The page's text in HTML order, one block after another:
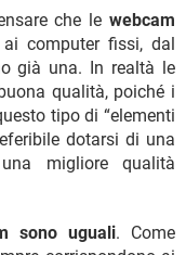
che le webcam
computer fissi, dal
già una. In realtà le
qualità, poiché i
tipo di “elementi
dotarsi di una
migliore qualità
sono uguali. Come